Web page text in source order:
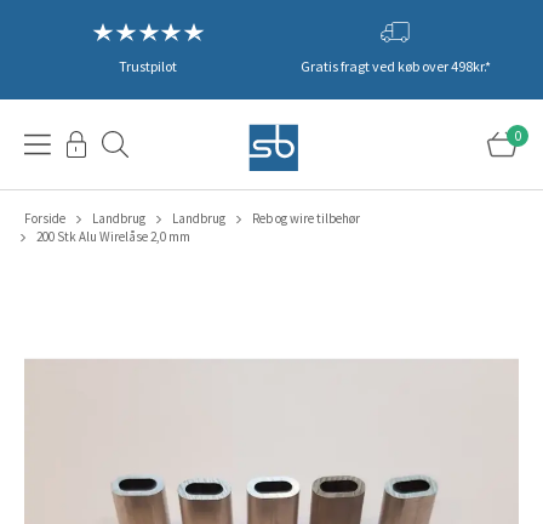
Trustpilot Gratis fragt ved køb over 498kr.*
0
Forside Landbrug Landbrug
Reb og wire tilbehør
200 Stk Alu Wirelåse 2,0 mm